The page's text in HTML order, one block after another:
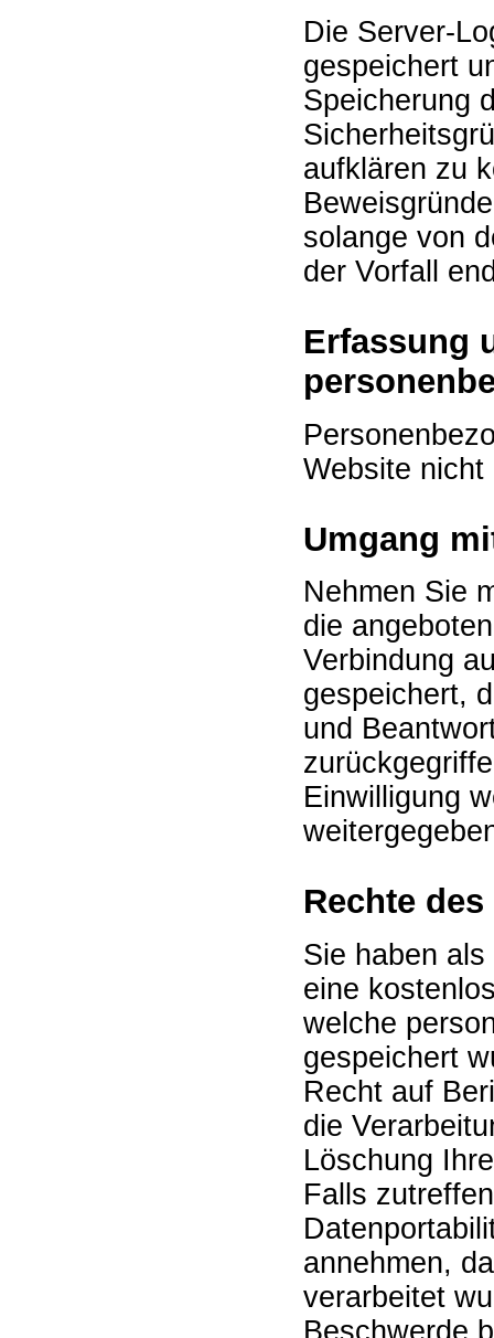
Die Server-
gespeichert
Speicherung
aufklären zu
solange von
der Vorfall
Erfassung
Website nicht
Umgang
Nehmen Sie
die
Verbindung
gespeichert,
und
Einwilligung
Rechte
Sie haben
eine
welche
gespeichert
Recht auf
die
Löschung
Falls
annehmen,
verarbeitet
Beschwerde